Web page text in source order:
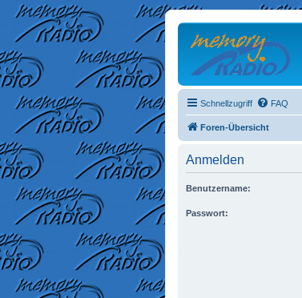
Schnellzugriff FAQ
Foren-Übersicht
Anmelden
Benutzername:
Passwort: